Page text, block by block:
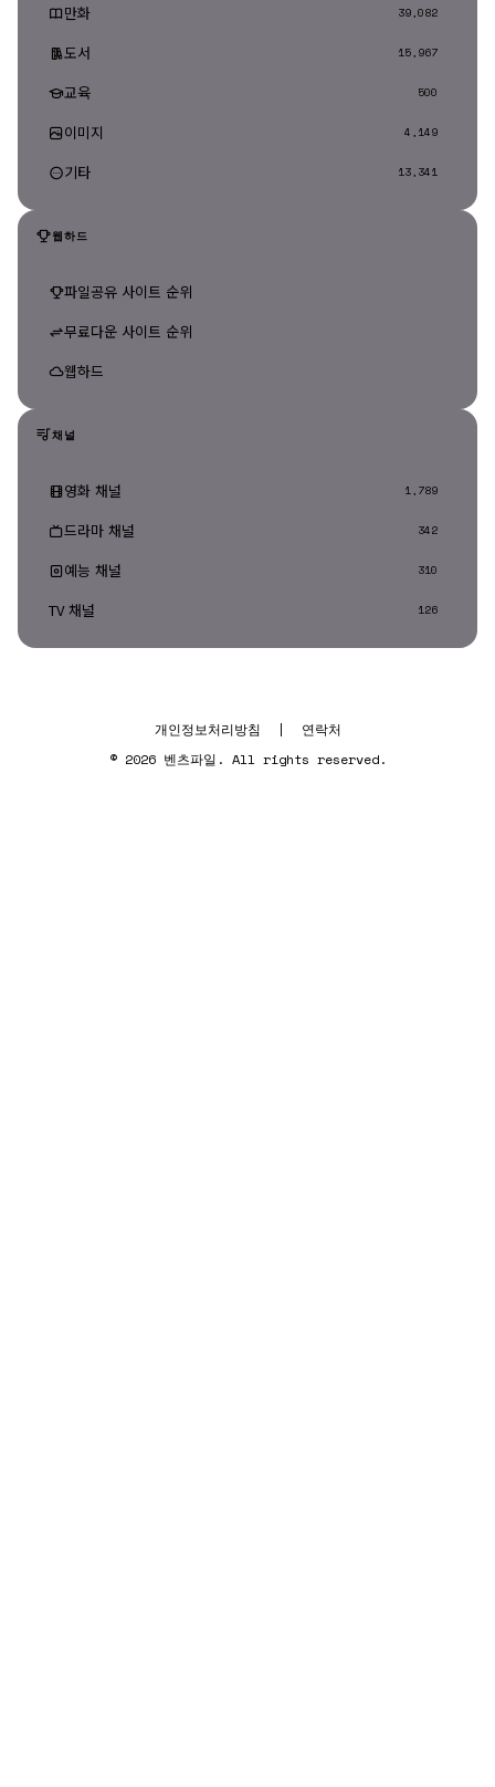
만화 39,082
도서 15,967
교육 500
이미지 4,149
기타 13,341
웹하드
파일공유 사이트 순위
무료다운 사이트 순위
웹하드
채널
영화 채널 1,789
드라마 채널 342
예능 채널 310
TV 채널 126
개인정보처리방침 |
연락처
© 2026 벤츠파일. All rights reserved.